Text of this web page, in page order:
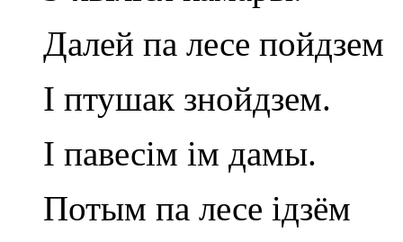
Далей па лесе пойдзем
I птушак знойдзем.
I павесім ім дамы.
Потым па лесе ідзём